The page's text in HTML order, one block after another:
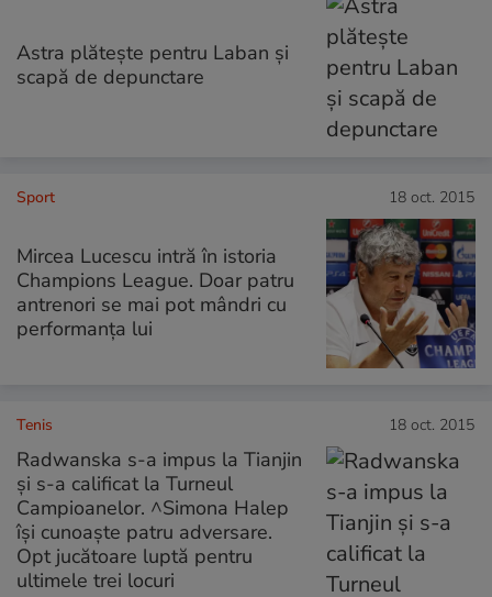
Astra plătește pentru Laban și
scapă de depunctare
Sport 18 oct. 2015
Mircea Lucescu intră în istoria
Champions League. Doar patru
antrenori se mai pot mândri cu
performanța lui
Tenis 18 oct. 2015
Radwanska s-a impus la Tianjin
şi s-a calificat la Turneul
Campioanelor. ^Simona Halep
își cunoaște patru adversare.
Opt jucătoare luptă pentru
ultimele trei locuri